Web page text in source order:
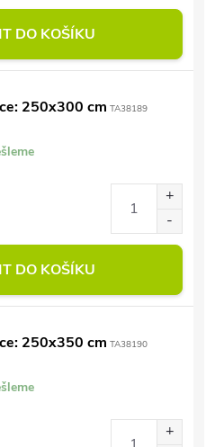
DO KOŠÍKU
250x300 cm TA38189
DO KOŠÍKU
250x350 cm TA38190